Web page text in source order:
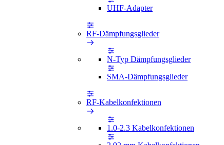
UHF-Adapter
RF-Dämpfungsglieder
N-Typ Dämpfungsglieder
SMA-Dämpfungsglieder
RF-Kabelkonfektionen
1.0-2.3 Kabelkonfektionen